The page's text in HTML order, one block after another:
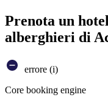
Prenota un
alberghieri di
errore (i)
Core booking engine